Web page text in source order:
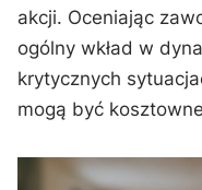
akcji. Oceniając
ogólny wkład w
krytycznych
mogą być